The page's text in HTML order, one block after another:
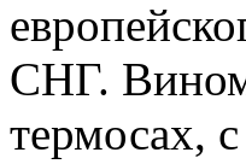
СНГ.
термосах,